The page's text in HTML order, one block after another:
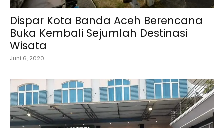
Dispar Kota Banda Aceh Berencana
Buka Kembali Sejumlah Destinasi
Wisata
Juni 6, 2020